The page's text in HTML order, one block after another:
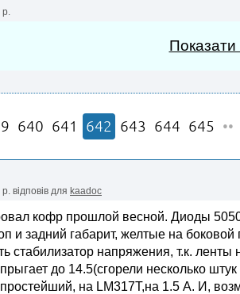
р.
Показати
640 641 642 643 644 645 ••
р. відповів для kaadoc
кофр прошлой весной. Диоды
и задний габарит, желтые на боковой
стабилизатор напряжения, т.к. ленты
до 14.5(сгорели несколько
на LM317T,на 1.5 А. И,